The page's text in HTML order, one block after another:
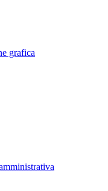
grafica